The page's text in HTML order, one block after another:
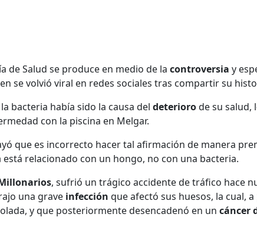
de Salud se produce en medio de la controversia y
se volvió viral en redes sociales tras compartir su
bacteria había sido la causa del deteriorode su salud,
con la piscina en Melgar.
que es incorrecto hacer tal afirmación de manera
relacionado con un hongo, no con una bacteria.
, sufrió un trágico accidente de tráfico hace
una grave infección que afectó sus huesos, la cual,
y que posteriormente desencadenó en un cáncer